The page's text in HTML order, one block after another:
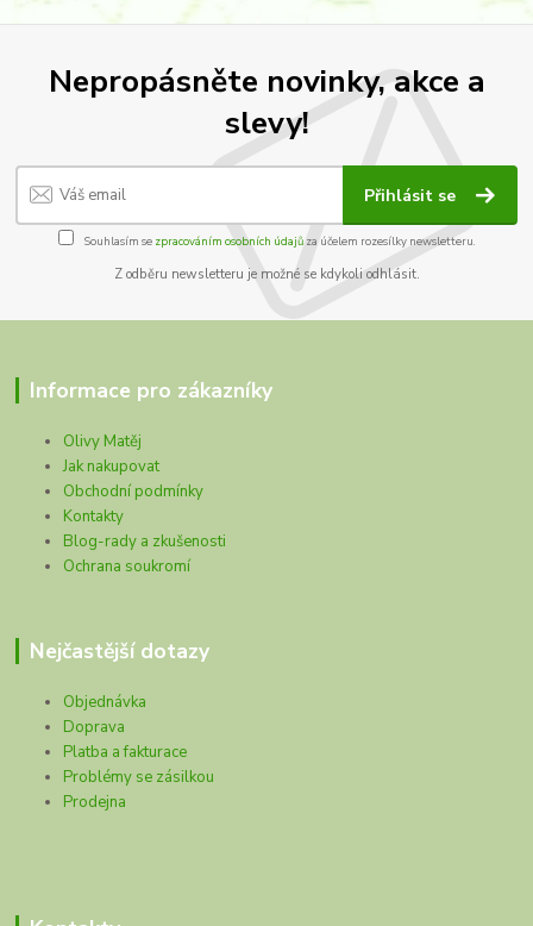
Nepropásněte novinky, akce a
slevy!
Přihlásit se
Souhlasím se zpracováním osobních údajůza účelem rozesílky newsletteru.
Z odběru newsletteru je možné se kdykoli odhlásit.
Informace pro zákazníky
Olivy Matěj
Jak nakupovat
Obchodní podmínky
Kontakty
Blog-rady a zkušenosti
Ochrana soukromí
Nejčastější dotazy
Objednávka
Doprava
Platba a fakturace
Problémy se zásilkou
Prodejna